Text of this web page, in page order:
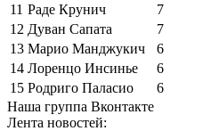
11 Раде Крунич
7
12 Дуван Сапата
7
13 Марио Манджукич
6
14 Лоренцо Инсинье
6
15 Родриго Паласио
6
Наша группа Вконтакте
Лента новостей: